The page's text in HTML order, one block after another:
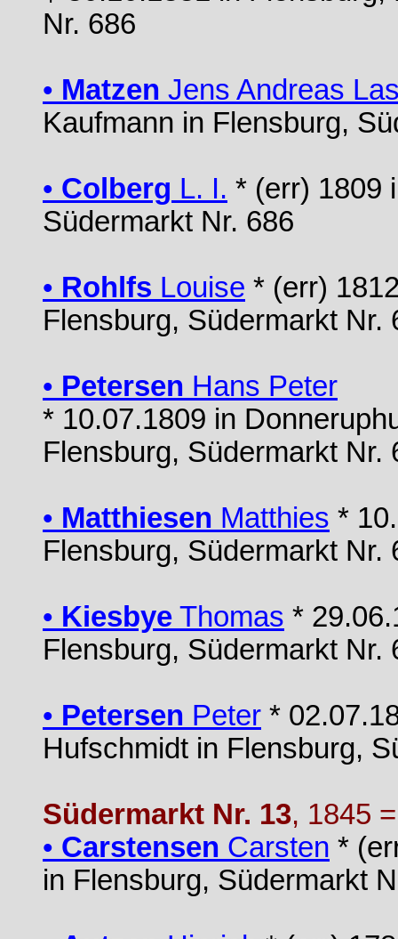
Nr. 686
• Matzen Jens Andreas
Kaufmann in Flensburg,
• Colberg L. I. * (err) 1809
Südermarkt Nr. 686
• Rohlfs Louise * (err)
Flensburg, Südermarkt Nr.
• Petersen Hans Peter
* 10.07.1809 in
Flensburg, Südermarkt Nr.
• Matthiesen Matthies *
Flensburg, Südermarkt Nr.
• Kiesbye Thomas *
Flensburg, Südermarkt Nr.
• Petersen Peter *
Hufschmidt in Flensburg,
Südermarkt Nr. 13, 1845
• Carstensen Carsten *
in Flensburg, Südermarkt